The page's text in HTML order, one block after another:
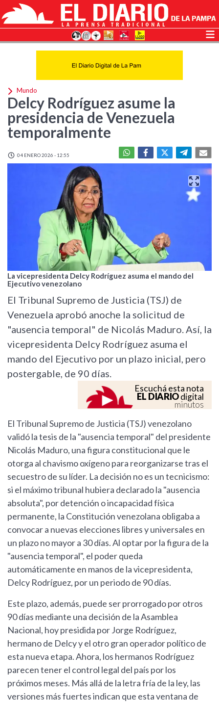
Mundo
Delcy Rodríguez asume la
presidencia de Venezuela
temporalmente
04 ENERO 2026 - 12:55
La vicepresidenta Delcy Rodríguez asuma el mando del
Ejecutivo venezolano
El Tribunal Supremo de Justicia (TSJ) de
Venezuela aprobó anoche la solicitud de
"ausencia temporal" de Nicolás Maduro. Así, la
vicepresidenta Delcy Rodríguez asuma el
mando del Ejecutivo por un plazo inicial, pero
postergable, de 90 días.
Escuchá esta nota
EL DIARIOdigital
minutos
El Tribunal Supremo de Justicia (TSJ) venezolano
validó la tesis de la "ausencia temporal" del presidente
Nicolás Maduro, una figura constitucional que le
otorga al chavismo oxígeno para reorganizarse tras el
secuestro de su líder. La decisión no es un tecnicismo:
si el máximo tribunal hubiera declarado la "ausencia
absoluta", por detención o incapacidad física
permanente, la Constitución venezolana obligaba a
convocar a nuevas elecciones libres y universales en
un plazo no mayor a 30 días. Al optar por la figura de la
"ausencia temporal", el poder queda
automáticamente en manos de la vicepresidenta,
Delcy Rodríguez, por un periodo de 90 días.
Este plazo, además, puede ser prorrogado por otros
90 días mediante una decisión de la Asamblea
Nacional, hoy presidida por Jorge Rodríguez,
hermano de Delcy y el otro gran operador político de
esta nueva etapa. Ahora, los hermanos Rodríguez
parecen tener el control legal del país por los
próximos meses. Más allá de la letra fría de la ley, las
versiones más fuertes indican que esta ventana de